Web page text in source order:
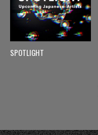
SPOTLIGHT